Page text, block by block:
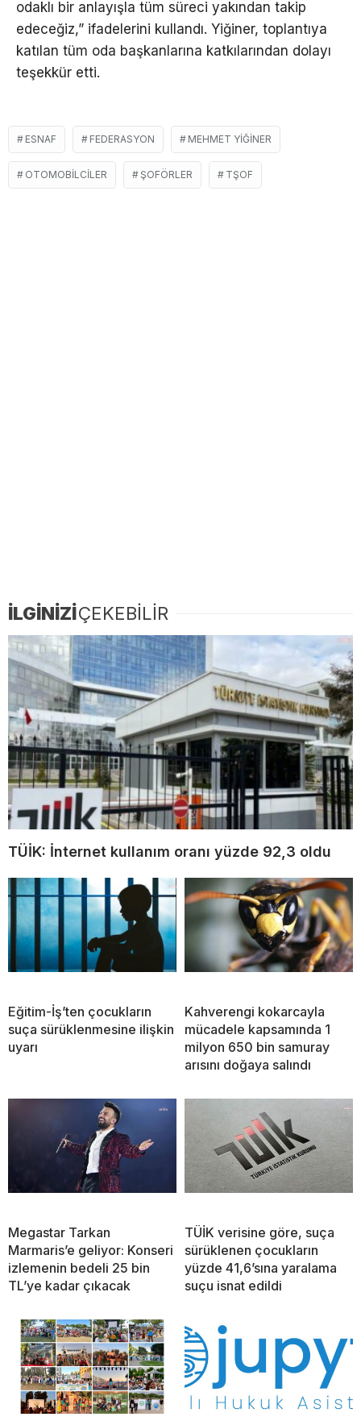
odaklı bir anlayışla tüm süreci yakından takip
edeceğiz,” ifadelerini kullandı. Yiğiner, toplantıya
katılan tüm oda başkanlarına katkılarından dolayı
teşekkür etti.
ESNAF FEDERASYON MEHMET YIĞINER
OTOMOBILCILER ŞOFÖRLER TŞOF
İLGİNİZİÇEKEBİLİR
TÜİK: İnternet kullanım oranı yüzde 92,3 oldu
Eğitim-İş’ten çocukların
suça sürüklenmesine ilişkin
uyarı
Kahverengi kokarcayla
mücadele kapsamında 1
milyon 650 bin samuray
arısını doğaya salındı
Megastar Tarkan
Marmaris’e geliyor: Konseri
izlemenin bedeli 25 bin
TL’ye kadar çıkacak
TÜİK verisine göre, suça
sürüklenen çocukların
yüzde 41,6’sına yaralama
suçu isnat edildi